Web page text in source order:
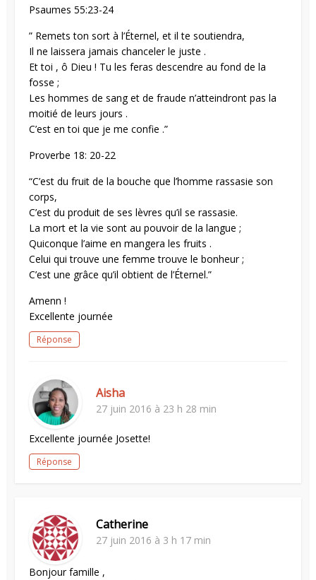
Psaumes 55:23-24
” Remets ton sort à l’Éternel, et il te soutiendra,
Il ne laissera jamais chanceler le juste .
Et toi , ô Dieu ! Tu les feras descendre au fond de la
fosse ;
Les hommes de sang et de fraude n’atteindront pas la
moitié de leurs jours .
C’est en toi que je me confie .”
Proverbe 18: 20-22
“C’est du fruit de la bouche que l’homme rassasie son
corps,
C’est du produit de ses lèvres qu’il se rassasie.
La mort et la vie sont au pouvoir de la langue ;
Quiconque l’aime en mangera les fruits .
Celui qui trouve une femme trouve le bonheur ;
C’est une grâce qu’il obtient de l’Éternel.”
Amenn !
Excellente journée
Réponse
Aisha
27 juin 2016 à 23 h 28 min
Excellente journée Josette!
Réponse
Catherine
27 juin 2016 à 3 h 17 min
Bonjour famille ,